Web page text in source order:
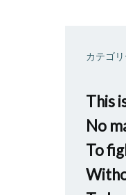
カテゴ
This
No
To